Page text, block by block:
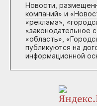
Новости,
компаний» и «
«реклама»,
«законодательное
«область»,
публикуются на
информационной